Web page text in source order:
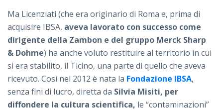
Ma Licenziati (che era originario di Roma e, prima di
acquisire IBSA, aveva lavorato con successo come
dirigente della Zambon e del gruppo Merck Sharp
& Dohme) ha anche voluto restituire al territorio in cui
si era stabilito, il Ticino, una parte di quello che aveva
ricevuto. Così nel 2012 è nata la Fondazione IBSA,
senza fini di lucro, diretta da Silvia Misiti, per
diffondere la cultura scientifica, le “contaminazioni”